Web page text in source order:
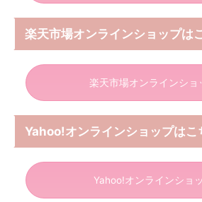
楽天市場オンラインショップ
楽天市場オンラインショ
Yahoo!オンラインショップは
Yahoo!オンラインショ